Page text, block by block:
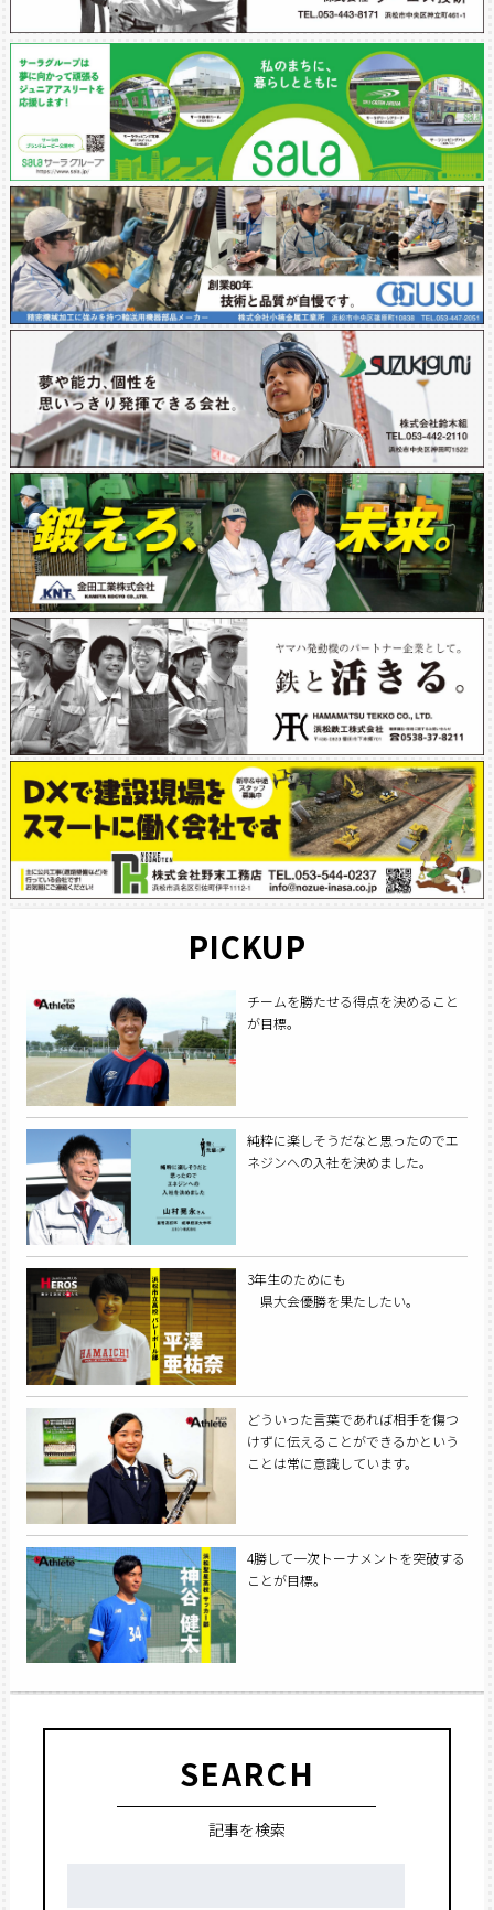
PICKUP
チームを勝たせる得点を決めること
が目標。
純粋に楽しそうだなと思ったのでエ
ネジンへの入社を決めました。
3年生のためにも
県大会優勝を果たしたい。
どういった言葉であれば相手を傷つ
けずに伝えることができるかという
ことは常に意識しています。
4勝して一次トーナメントを突破する
ことが目標。
SEARCH
記事を検索